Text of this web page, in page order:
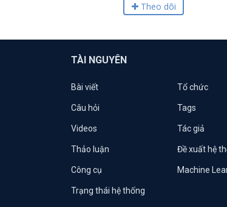
Theo dõi
TÀI NGUYÊN
Bài viết Tổ chức
Câu hỏi Tags
Videos Tác giả
Thảo luận Đề xuất hệ
Công cụ Machine
Trạng thái hệ thống